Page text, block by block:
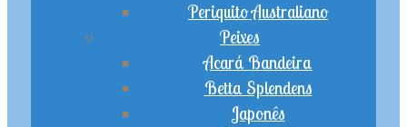
Periquito Australiano
Peixes
Acará Bandeira
Betta Splendens
Japonês